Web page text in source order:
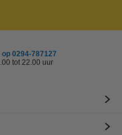
0294-787127
tot 22.00 uur